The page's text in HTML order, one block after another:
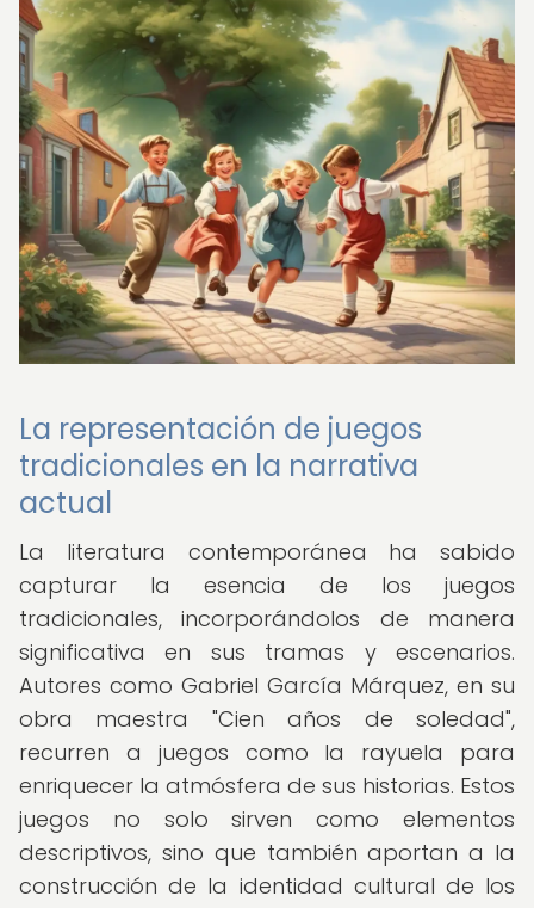
La representación de juegos
tradicionales en la narrativa
actual
La literatura contemporánea ha sabido
capturar la esencia de los juegos
tradicionales, incorporándolos de manera
significativa en sus tramas y escenarios.
Autores como Gabriel García Márquez, en su
obra maestra "Cien años de soledad",
recurren a juegos como la rayuela para
enriquecer la atmósfera de sus historias. Estos
juegos no solo sirven como elementos
descriptivos, sino que también aportan a la
construcción de la identidad cultural de los